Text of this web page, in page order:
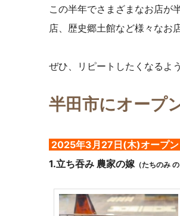
この半年でさまざまなお店が
店、歴史郷土館など様々なお
ぜひ、リピートしたくなるよ
半田市にオープ
2025年3月27日(木)オープン
1.立ち吞み 農家の嫁 （たちのみ